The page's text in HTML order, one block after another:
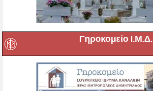
Γηροκομείο Ι.Μ.Δ.